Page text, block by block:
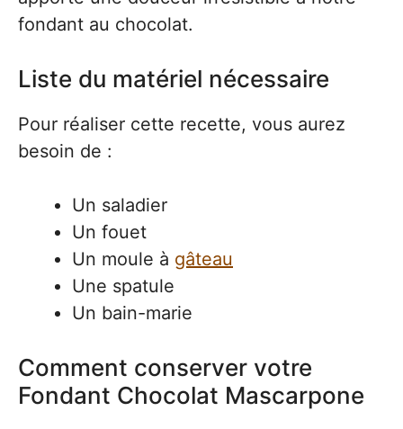
fondant au chocolat.
Liste du matériel nécessaire
Pour réaliser cette recette, vous aurez
besoin de :
Un saladier
Un fouet
Un moule à gâteau
Une spatule
Un bain-marie
Comment conserver votre
Fondant Chocolat Mascarpone